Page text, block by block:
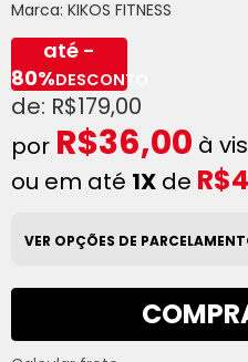
Marca: KIKOS FITNESS
R$179,00
até -
80%DESCONTO
R$36,00 à
ou em até 1X de
VER OPÇÕES DE
Galeria
de
imagens